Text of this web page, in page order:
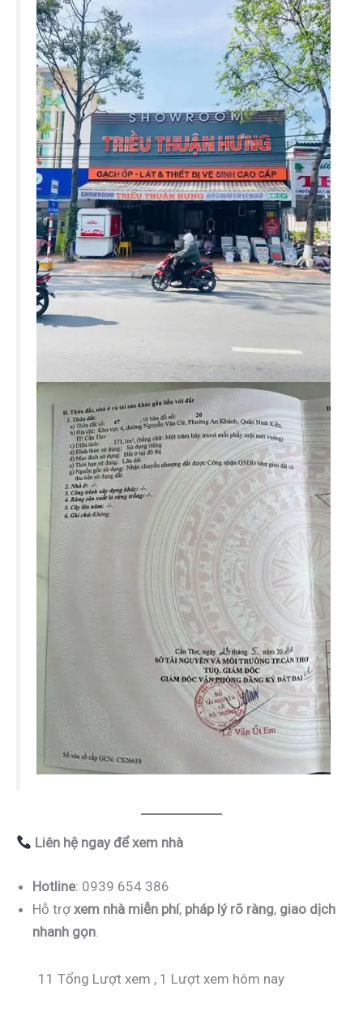
Liên hệ ngay để xem nhà
Hotline: 0939 654 386
Hỗ trợ xem nhà miễn phí, pháp lý rõ ràng, giao dịch
nhanh gọn
11 Tổng Lượt xem , 1 Lượt xem hôm nay